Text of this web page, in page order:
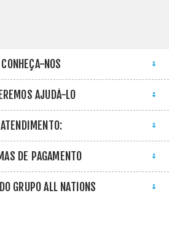
CONHEÇA-NOS
AJUDÁ-LO
ATENDIMENTO:
DE PAGAMENTO
GRUPO ALL NATIONS